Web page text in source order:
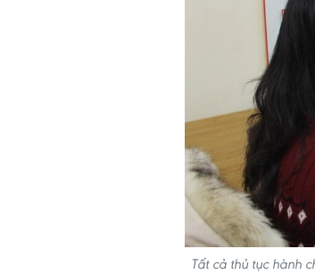
Tất cả thủ tục hành